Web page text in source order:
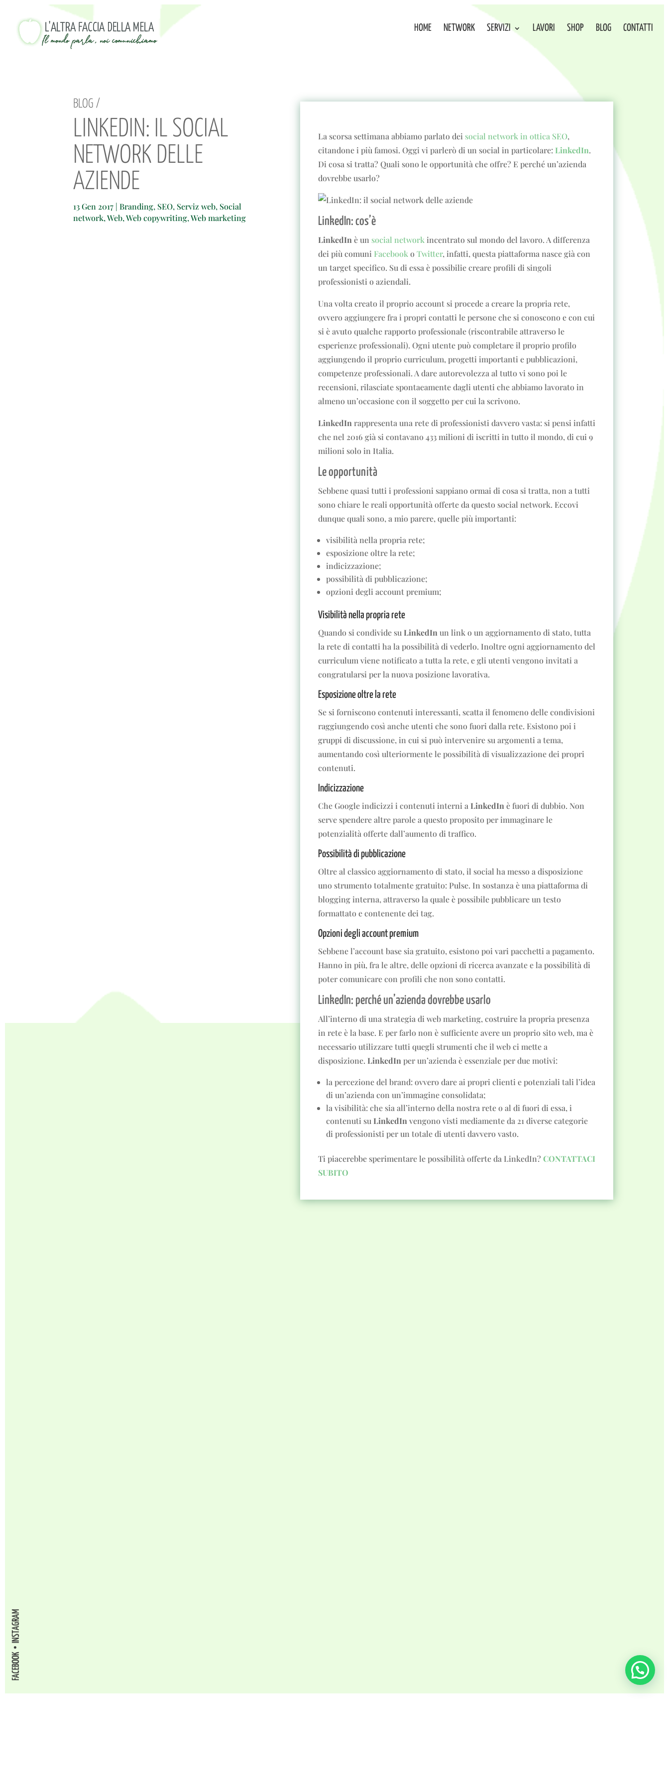
HOME NETWORK SERVIZI LAVORI SHOP BLOG CONTATTI
BLOG /
LINKEDIN: IL SOCIAL
NETWORK DELLE
AZIENDE
13 Gen 2017 |Branding, SEO, Serviz web, Social
network,Web,Web copywriting,Web marketing
La scorsa settimana abbiamo parlato dei social network in ottica SEO,
citandone i più famosi. Oggi vi parlerò di un social in particolare: LinkedIn.
Di cosa si tratta? Quali sono le opportunità che offre? E perché un’azienda
dovrebbe usarlo?
LinkedIn: cos’è
LinkedIn è un social network incentrato sul mondo del lavoro. A differenza
dei più comuni Facebook o Twitter, infatti, questa piattaforma nasce già con
un target specifico. Su di essa è possibilie creare profili di singoli
professionisti o aziendali.
Una volta creato il proprio account si procede a creare la propria rete,
ovvero aggiungere fra i propri contatti le persone che si conoscono e con cui
si è avuto qualche rapporto professionale (riscontrabile attraverso le
esperienze professionali). Ogni utente può completare il proprio profilo
aggiungendo il proprio curriculum, progetti importanti e pubblicazioni,
competenze professionali. A dare autorevolezza al tutto vi sono poi le
recensioni, rilasciate spontaeamente dagli utenti che abbiamo lavorato in
almeno un’occasione con il soggetto per cui la scrivono.
LinkedIn rappresenta una rete di professionisti davvero vasta: si pensi infatti
che nel 2016 già si contavano 433 milioni di iscritti in tutto il mondo, di cui 9
milioni solo in Italia.
Le opportunità
Sebbene quasi tutti i professioni sappiano ormai di cosa si tratta, non a tutti
sono chiare le reali opportunità offerte da questo social network. Eccovi
dunque quali sono, a mio parere, quelle più importanti:
visibilità nella propria rete;
esposizione oltre la rete;
indicizzazione;
possibilità di pubblicazione;
opzioni degli account premium;
Visibilità nella propria rete
Quando si condivide su LinkedIn un link o un aggiornamento di stato, tutta
la rete di contatti ha la possibilità di vederlo. Inoltre ogni aggiornamento del
curriculum viene notificato a tutta la rete, e gli utenti vengono invitati a
congratularsi per la nuova posizione lavorativa.
Esposizione oltre la rete
Se si forniscono contenuti interessanti, scatta il fenomeno delle condivisioni
raggiungendo così anche utenti che sono fuori dalla rete. Esistono poi i
gruppi di discussione, in cui si può intervenire su argomenti a tema,
aumentando così ulteriormente le possibilità di visualizzazione dei propri
contenuti.
Indicizzazione
Che Google indicizzi i contenuti interni a LinkedIn è fuori di dubbio. Non
serve spendere altre parole a questo proposito per immaginare le
potenzialità offerte dall’aumento di traffico.
Possibilità di pubblicazione
Oltre al classico aggiornamento di stato, il social ha messo a disposizione
uno strumento totalmente gratuito: Pulse. In sostanza è una piattaforma di
blogging interna, attraverso la quale è possibile pubblicare un testo
formattato e contenente dei tag.
Opzioni degli account premium
Sebbene l’account base sia gratuito, esistono poi vari pacchetti a pagamento.
Hanno in più, fra le altre, delle opzioni di ricerca avanzate e la possibilità di
poter comunicare con profili che non sono contatti.
LinkedIn: perché un’azienda dovrebbe usarlo
All’interno di una strategia di web marketing, costruire la propria presenza
in rete è la base. E per farlo non è sufficiente avere un proprio sito web, ma è
necessario utilizzare tutti quegli strumenti che il web ci mette a
disposizione. LinkedIn per un’azienda è essenziale per due motivi:
la percezione del brand: ovvero dare ai propri clienti e potenziali tali l’idea
di un’azienda con un’immagine consolidata;
la visibilità: che sia all’interno della nostra rete o al di fuori di essa, i
contenuti su LinkedIn vengono visti mediamente da 21 diverse categorie
di professionisti per un totale di utenti davvero vasto.
Ti piacerebbe sperimentare le possibilità offerte da LinkedIn? CONTATTACI
SUBITO
FACEBOOK
INSTAGRAM